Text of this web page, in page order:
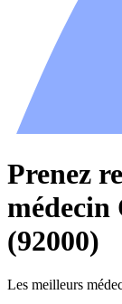
Prenez
médecin
(92000)
Les meilleurs